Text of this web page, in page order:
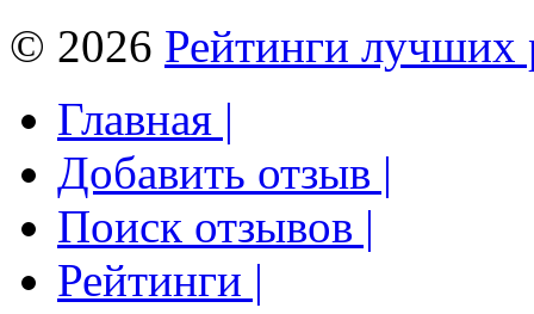
© 2026 Рейтинги лучших
Главная |
Добавить отзыв |
Поиск отзывов |
Рейтинги |